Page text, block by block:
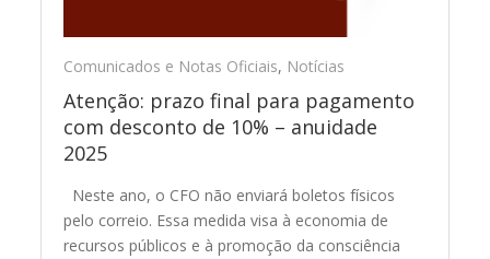
Comunicados e Notas Oficiais, Notícias
Atenção: prazo final para pagamento
com desconto de 10% – anuidade
2025
Neste ano, o CFO não enviará boletos físicos
pelo correio. Essa medida visa à economia de
recursos públicos e à promoção da consciência